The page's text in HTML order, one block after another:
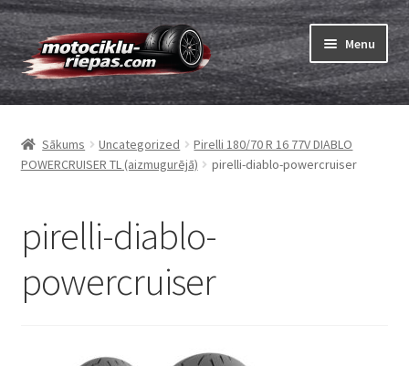
Skip
to
navigation
Skip
to
content
Menu
Riepas
Expand
Kameras
Viss par riepām
Tests
Sākums Uncategorized
Pirelli 180/70 R 16 77V DIABLO
POWERCRUISER TL (aizmugurējā)
pirelli-diablo-powercruiser
pirelli-diablo-
powercruiser